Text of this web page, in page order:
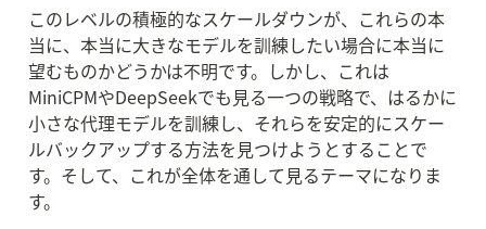
このレベルの積極的なスケールダウンが、これらの本
当に、本当に大きなモデルを訓練したい場合に本当に
望むものかどうかは不明です。しかし、これは
MiniCPMやDeepSeekでも見る一つの戦略で、はるかに
小さな代理モデルを訓練し、それらを安定的にスケー
ルバックアップする方法を見つけようとすることで
す。そして、これが全体を通して見るテーマになりま
す。